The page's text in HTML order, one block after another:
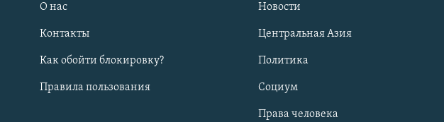
О нас
Контакты
Как обойти блокировку?
Правила пользования
Новости
Центральная Азия
Политика
Социум
Права человека